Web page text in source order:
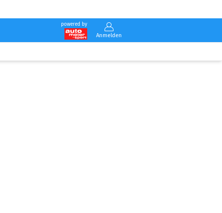
powered by
Anmelden